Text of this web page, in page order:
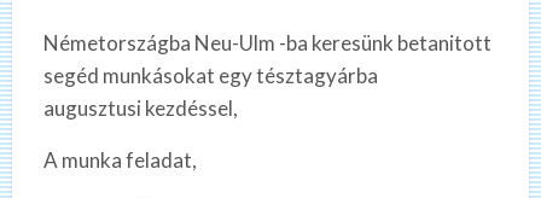
Németországba Neu-Ulm -ba keresünk betanitott
segéd munkásokat egy tésztagyárba
augusztusi kezdéssel,
A munka feladat,